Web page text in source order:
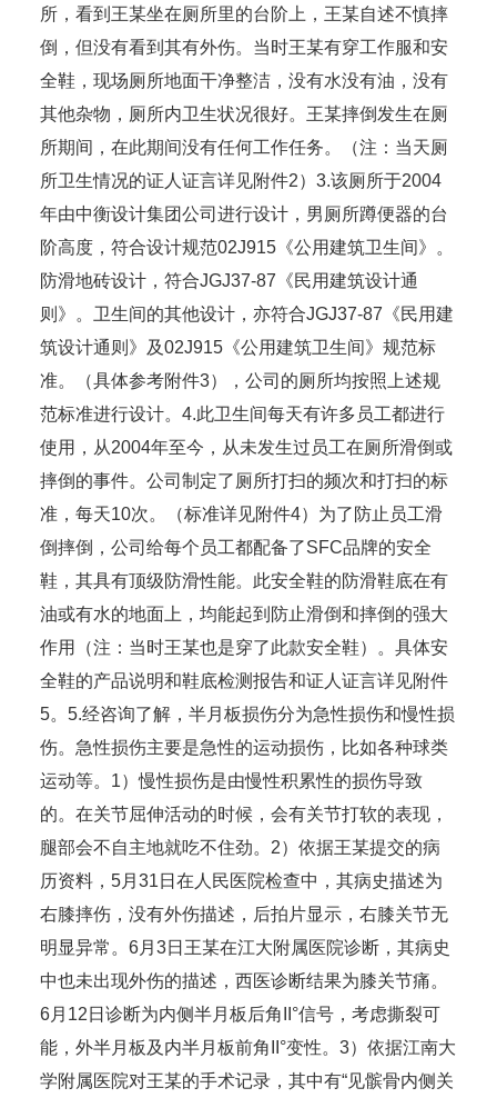
所，看到王某坐在厕所里的台阶上，王某自述不慎摔
倒，但没有看到其有外伤。当时王某有穿工作服和安
全鞋，现场厕所地面干净整洁，没有水没有油，没有
其他杂物，厕所内卫生状况很好。王某摔倒发生在厕
所期间，在此期间没有任何工作任务。（注：当天厕
所卫生情况的证人证言详见附件2）3.该厕所于2004
年由中衡设计集团公司进行设计，男厕所蹲便器的台
阶高度，符合设计规范02J915《公用建筑卫生间》。
防滑地砖设计，符合JGJ37-87《民用建筑设计通
则》。卫生间的其他设计，亦符合JGJ37-87《民用建
筑设计通则》及02J915《公用建筑卫生间》规范标
准。（具体参考附件3），公司的厕所均按照上述规
范标准进行设计。4.此卫生间每天有许多员工都进行
使用，从2004年至今，从未发生过员工在厕所滑倒或
摔倒的事件。公司制定了厕所打扫的频次和打扫的标
准，每天10次。（标准详见附件4）为了防止员工滑
倒摔倒，公司给每个员工都配备了SFC品牌的安全
鞋，其具有顶级防滑性能。此安全鞋的防滑鞋底在有
油或有水的地面上，均能起到防止滑倒和摔倒的强大
作用（注：当时王某也是穿了此款安全鞋）。具体安
全鞋的产品说明和鞋底检测报告和证人证言详见附件
5。5.经咨询了解，半月板损伤分为急性损伤和慢性损
伤。急性损伤主要是急性的运动损伤，比如各种球类
运动等。1）慢性损伤是由慢性积累性的损伤导致
的。在关节屈伸活动的时候，会有关节打软的表现，
腿部会不自主地就吃不住劲。2）依据王某提交的病
历资料，5月31日在人民医院检查中，其病史描述为
右膝摔伤，没有外伤描述，后拍片显示，右膝关节无
明显异常。6月3日王某在江大附属医院诊断，其病史
中也未出现外伤的描述，西医诊断结果为膝关节痛。
6月12日诊断为内侧半月板后角II°信号，考虑撕裂可
能，外半月板及内半月板前角II°变性。3）依据江南大
学附属医院对王某的手术记录，其中有“见髌骨内侧关